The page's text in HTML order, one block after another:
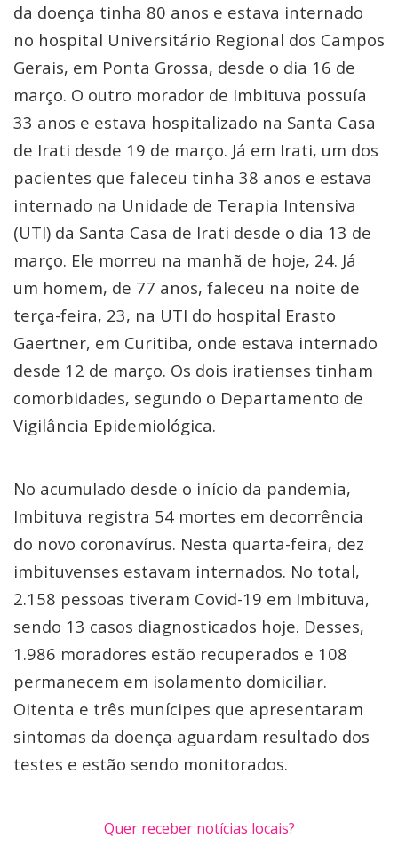
da doença tinha 80 anos e estava internado
no hospital Universitário Regional dos Campos
Gerais, em Ponta Grossa, desde o dia 16 de
março. O outro morador de Imbituva possuía
33 anos e estava hospitalizado na Santa Casa
de Irati desde 19 de março. Já em Irati, um dos
pacientes que faleceu tinha 38 anos e estava
internado na Unidade de Terapia Intensiva
(UTI) da Santa Casa de Irati desde o dia 13 de
março. Ele morreu na manhã de hoje, 24. Já
um homem, de 77 anos, faleceu na noite de
terça-feira, 23, na UTI do hospital Erasto
Gaertner, em Curitiba, onde estava internado
desde 12 de março. Os dois iratienses tinham
comorbidades, segundo o Departamento de
Vigilância Epidemiológica.
No acumulado desde o início da pandemia,
Imbituva registra 54 mortes em decorrência
do novo coronavírus. Nesta quarta-feira, dez
imbituvenses estavam internados. No total,
2.158 pessoas tiveram Covid-19 em Imbituva,
sendo 13 casos diagnosticados hoje. Desses,
1.986 moradores estão recuperados e 108
permanecem em isolamento domiciliar.
Oitenta e três munícipes que apresentaram
sintomas da doença aguardam resultado dos
testes e estão sendo monitorados.
Quer receber notícias locais?